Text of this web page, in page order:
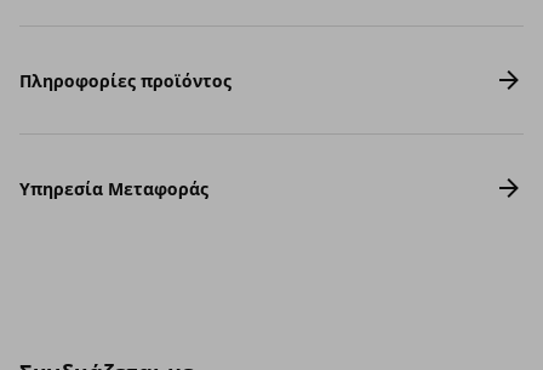
Πληροφορίες προϊόντος
Υπηρεσία Μεταφοράς